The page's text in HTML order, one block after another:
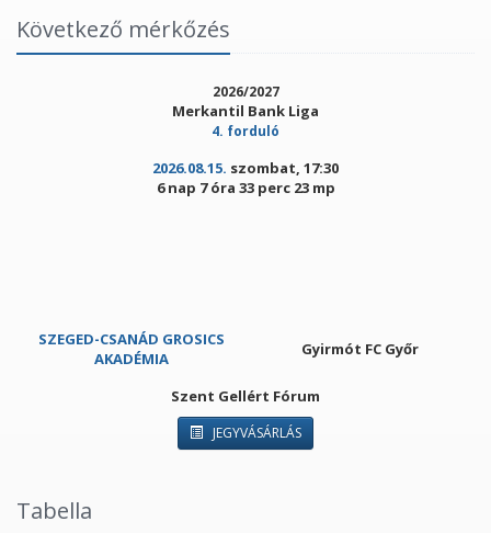
Következő mérkőzés
2026/2027
Merkantil Bank Liga
4. forduló
2026.08.15. szombat, 17:30
6 nap 7 óra 33 perc 23 mp
SZEGED-CSANÁD GROSICS
AKADÉMIA
Gyirmót FC Győr
Szent Gellért Fórum
JEGYVÁSÁRLÁS
Tabella